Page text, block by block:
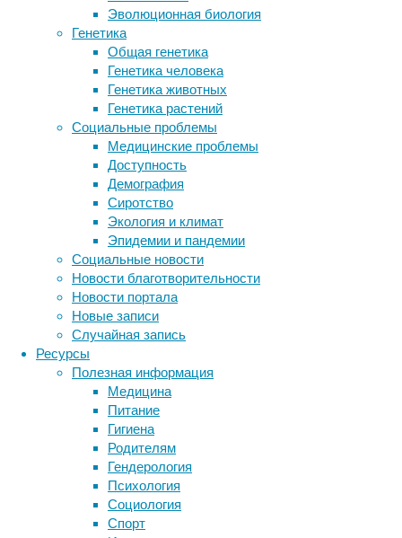
Эволюционная биология
Генетика
Общая генетика
Генетика человека
Генетика животных
Генетика растений
Социальные проблемы
Медицинские проблемы
Доступность
Демография
Сиротство
Экология и климат
Эпидемии и пандемии
Социальные новости
Новости благотворительности
Новости портала
Новые записи
Случайная запись
Ресурсы
Полезная информация
Медицина
Питание
Гигиена
Родителям
Гендерология
Психология
Социология
Спорт
Удаление
этих
макрофагов
неконтролируемому
росту
опухоли,
причем
процесс
зависит
клеток
иммунитета.
Метки